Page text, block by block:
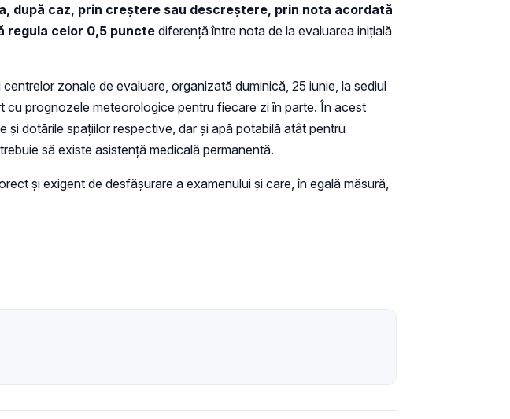
după caz, prin creștere sau descreștere, prin nota acordată
regula celor 0,5 puncte diferență între nota de la evaluarea inițială
zonale de evaluare, organizată duminică, 25 iunie, la sediul
cu prognozele meteorologice pentru fiecare zi în parte. În acest
dotările spaţiilor respective, dar și apă potabilă atât pentru
să existe asistenţă medicală permanentă.
şi exigent de desfăşurare a examenului şi care, în egală măsură,